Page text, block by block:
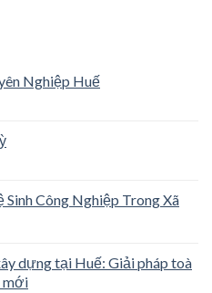
Nghiệp Huế
Sinh Công Nghiệp Trong Xã
dựng tại Huế: Giải pháp toà
mới